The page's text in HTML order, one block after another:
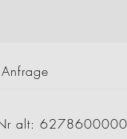
Anfrage
alt: